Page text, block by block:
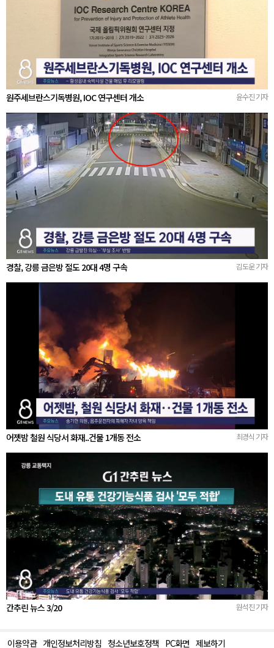
원주세브란스기독병원, IOC 연구센터 개소 윤수진 기자
경찰, 강릉 금은방 절도 20대 4명 구속 김도운 기자
어젯밤 철원 식당서 화재..건물 1개동 전소 최경식 기자
간추린 뉴스 3/20 원석진 기자
이용약관 개인정보처리방침 청소년보호정책 PC화면 제보하기